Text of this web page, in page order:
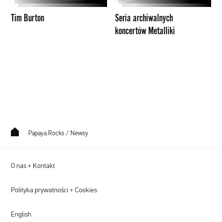
Tim Burton
Seria archiwalnych
koncertów Metalliki
Papaya.Rocks / Newsy
O nas + Kontakt
Polityka prywatności + Cookies
English